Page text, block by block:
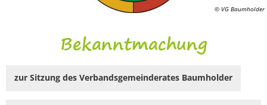
© VG Baumholder
Bekanntmachung
zur Sitzung des Verbandsgemeinderates Baumholder